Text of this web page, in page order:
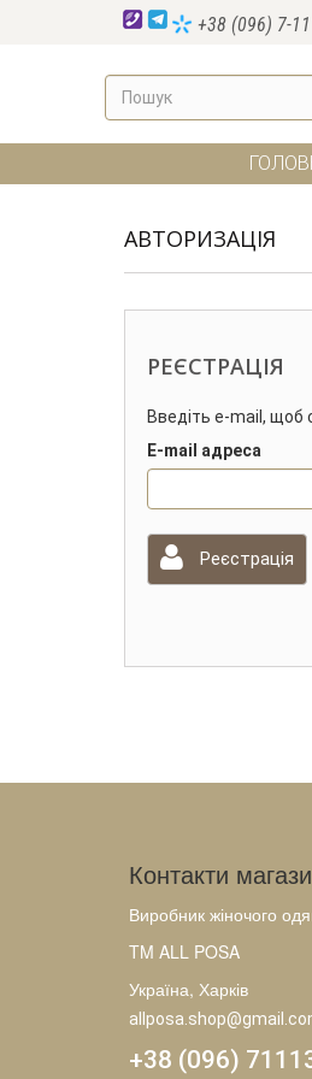
+38 (096) 7-
АВТОРИЗАЦІЯ
РЕЄСТРАЦІЯ
Введіть e-mail, щоб
E-mail адреса
Реєстрація
Контакти
Виробник жіночого
TM ALL POSA
Україна, Харків
+38 (096)